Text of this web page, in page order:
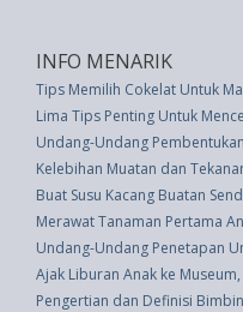
INFO MENARIK
Tips Memilih Cokelat Untuk
Lima Tips Penting Untuk
Undang-Undang
Kelebihan Muatan dan
Buat Susu Kacang Buatan
Merawat Tanaman Pertama
Undang-Undang Penetapan
Ajak Liburan Anak ke
Pengertian dan Definisi